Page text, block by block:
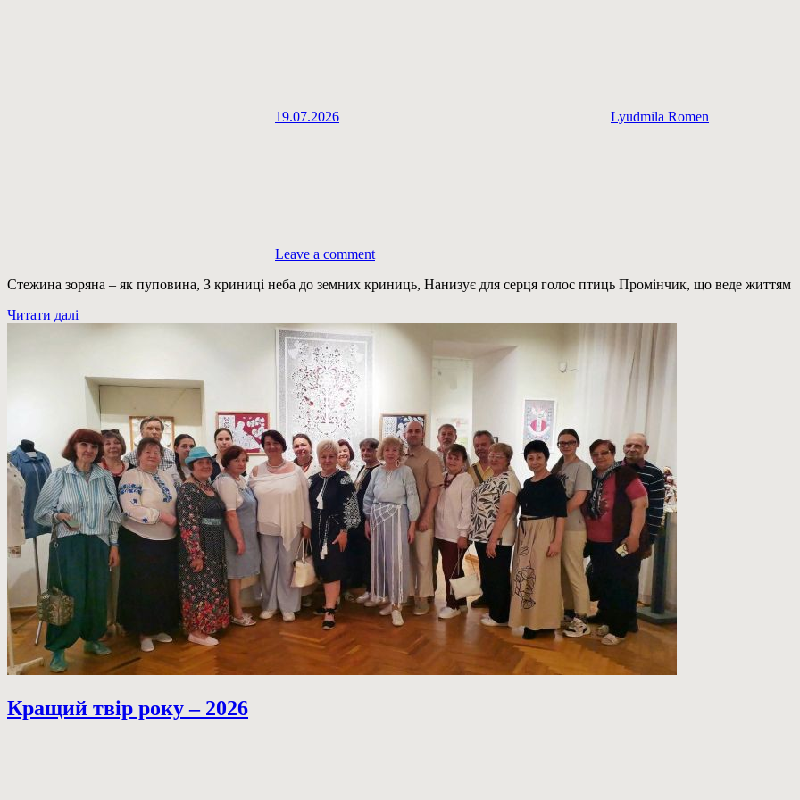
19.07.2026 Lyudmila Romen
Leave a comment
Стежина зоряна – як пуповина, З криниці неба до земних криниць, Нанизує для серця голос птиць Промінчик, що веде життям
Читати далі
Кращий твір року – 2026